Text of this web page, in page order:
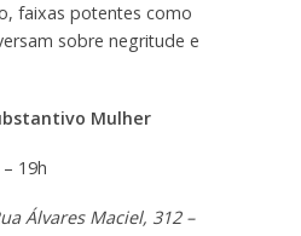
faixas potentes como
sobre negritude e
Mulher
19h
Álvares Maciel, 312 –